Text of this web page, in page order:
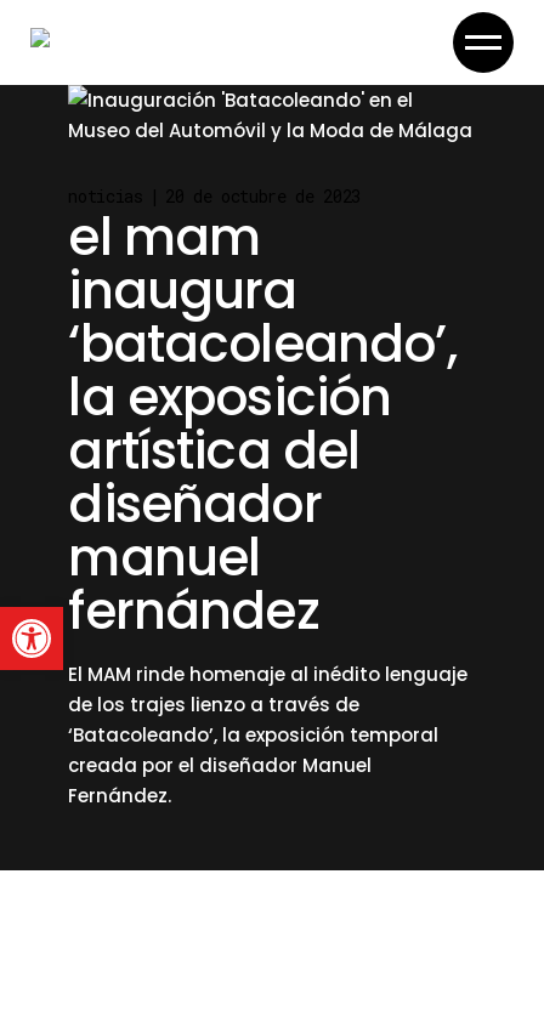
el mam
inaugura
‘batacoleando’,
la exposición
artística del
diseñador
manuel
fernández
El MAM rinde homenaje al inédito lenguaje
de los trajes lienzo a través de
‘Batacoleando’, la exposición temporal
creada por el diseñador Manuel
Fernández.
read more
Abrir barra de